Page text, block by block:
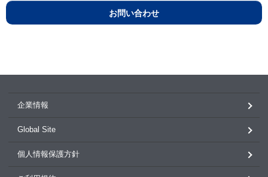
お問い合わせ
企業情報
Global Site
個人情報保護方針